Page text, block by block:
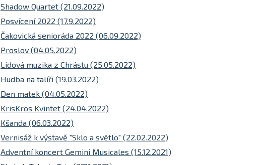
Shadow Quartet (21.09.2022)
Posvícení 2022 (17.9.2022)
Čakovická senioráda 2022 (06.09.2022)
Proslov (04.05.2022)
Lidová muzika z Chrástu (25.05.2022)
Hudba na talíři (19.03.2022)
Den matek (04.05.2022)
KrisKros Kvintet (24.04.2022)
Kšanda (06.03.2022)
Vernisáž k výstavě "Sklo a světlo" (22.02.2022)
Adventní koncert Gemini Musicales (15.12.2021)